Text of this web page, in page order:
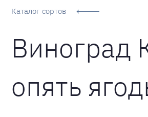
Каталог сортов
Виноград
опять